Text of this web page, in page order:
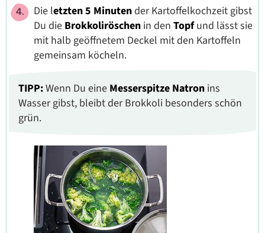
Die letzten 5 Minutender Kartoffelkochzeit gibst
Du die Brokkoliröschen in den Topfund lässt sie
mit halb geöffnetem Deckel mit den Kartoffeln
gemeinsam köcheln.
TIPP:Wenn Du eine Messerspitze Natron ins
Wasser gibst, bleibt der Brokkoli besonders schön
grün.